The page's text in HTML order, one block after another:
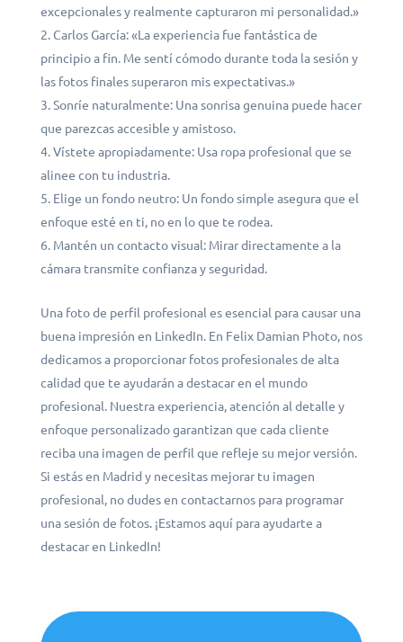
excepcionales y realmente capturaron mi personalidad.»
Carlos García: «La experiencia fue fantástica de
principio a fin. Me sentí cómodo durante toda la sesión y
las fotos finales superaron mis expectativas.»
Sonríe naturalmente: Una sonrisa genuina puede hacer
que parezcas accesible y amistoso.
Vístete apropiadamente: Usa ropa profesional que se
alinee con tu industria.
Elige un fondo neutro: Un fondo simple asegura que el
enfoque esté en ti, no en lo que te rodea.
Mantén un contacto visual: Mirar directamente a la
cámara transmite confianza y seguridad.
Una foto de perfil profesional es esencial para causar una
buena impresión en LinkedIn. En Felix Damian Photo, nos
dedicamos a proporcionar fotos profesionales de alta
calidad que te ayudarán a destacar en el mundo
profesional. Nuestra experiencia, atención al detalle y
enfoque personalizado garantizan que cada cliente
reciba una imagen de perfil que refleje su mejor versión.
Si estás en Madrid y necesitas mejorar tu imagen
profesional, no dudes en contactarnos para programar
una sesión de fotos. ¡Estamos aquí para ayudarte a
destacar en LinkedIn!